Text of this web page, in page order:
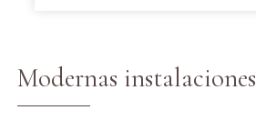
Modernas instalaciones